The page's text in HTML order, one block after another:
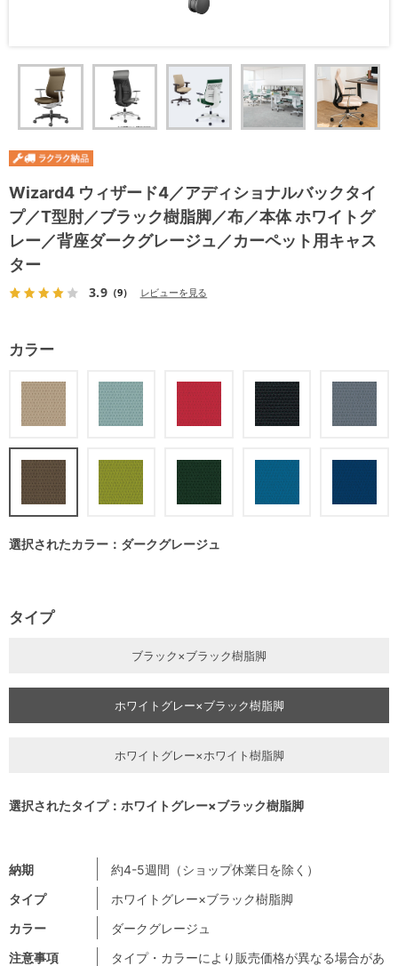
Wizard4 ウィザード4／アディショナルバックタイ
プ／T型肘／ブラック樹脂脚／布／本体 ホワイトグ
レー／背座ダークグレージュ／カーペット用キャス
ター
3.9（9） レビューを見る
注意事項
タイプ・カラーにより販売価格が異なる場合があ
納期
約4-5週間（ショップ休業日を除く）
タイプ
ホワイトグレー×ブラック樹脂脚
カラー
ダークグレージュ
カラー
選択されたカラー：ダークグレージュ
タイプ
ブラック×ブラック樹脂脚
ホワイトグレー×ブラック樹脂脚
ホワイトグレー×ホワイト樹脂脚
選択されたタイプ：ホワイトグレー×ブラック樹脂脚